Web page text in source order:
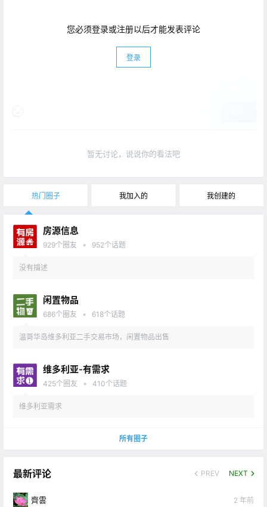
您必须登录或注册以后才能发表评论
登录
暂无讨论，说说你的看法吧
热门圈子 我加入的 我创建的
房源信息
929个圈友 • 952个话题
没有描述
闲置物品
686个圈友 • 618个话题
温哥华岛维多利亚二手交易市场，闲置物品出售
维多利亚-有需求
425个圈友 • 410个话题
维多利亚需求
所有圈子
最新评论 PREV NEXT
齊雲 2 年前